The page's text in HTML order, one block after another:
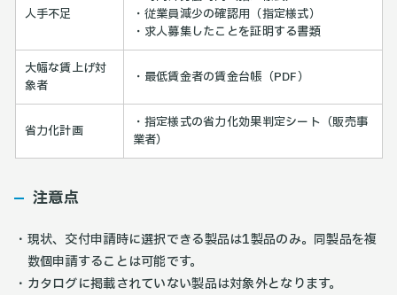
人手不足
・従業員減少の確認用（指定様式）
・求人募集したことを証明する書類
大幅な賃上げ対
象者
・最低賃金者の賃金台帳（PDF）
省力化計画
・指定様式の省力化効果判定シート（販売事
業者）
注意点
現状、交付申請時に選択できる製品は1製品のみ。同製品を複
数個申請することは可能です。
カタログに掲載されていない製品は対象外となります。